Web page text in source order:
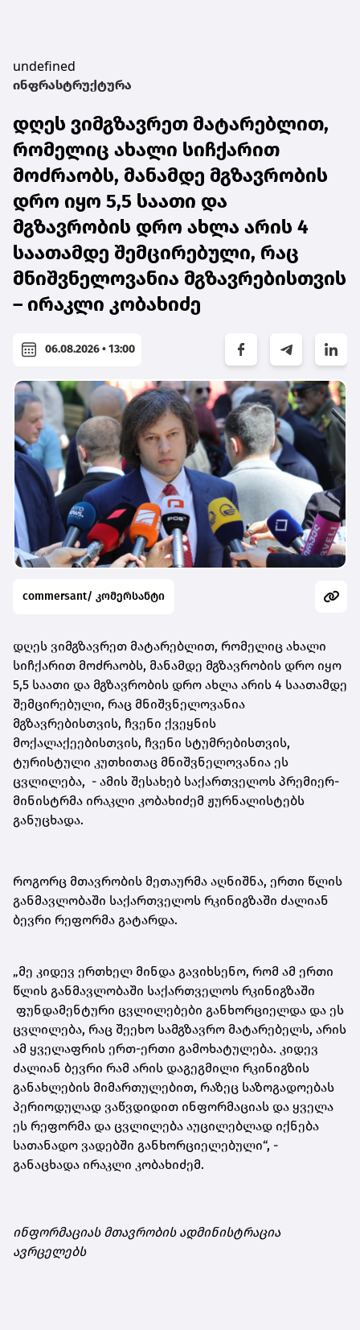
undefined
ინფრასტრუქტურა
დღეს ვიმგზავრეთ მატარებლით,
რომელიც ახალი სიჩქარით
მოძრაობს, მანამდე მგზავრობის
დრო იყო 5,5 საათი და
მგზავრობის დრო ახლა არის 4
საათამდე შემცირებული, რაც
მნიშვნელოვანია მგზავრებისთვის
– ირაკლი კობახიძე
06.08.2026 • 13:00
commersant/ კომერსანტი
დღეს ვიმგზავრეთ მატარებლით, რომელიც ახალი
სიჩქარით მოძრაობს, მანამდე მგზავრობის დრო იყო
5,5 საათი და მგზავრობის დრო ახლა არის 4 საათამდე
შემცირებული, რაც მნიშვნელოვანია
მგზავრებისთვის, ჩვენი ქვეყნის
მოქალაქეებისთვის, ჩვენი სტუმრებისთვის,
ტურისტული კუთხითაც მნიშვნელოვანია ეს
ცვლილება, - ამის შესახებ საქართველოს პრემიერ-
მინისტრმა ირაკლი კობახიძემ ჟურნალისტებს
განუცხადა.
როგორც მთავრობის მეთაურმა აღნიშნა, ერთი წლის
განმავლობაში საქართველოს რკინიგზაში ძალიან
ბევრი რეფორმა გატარდა.
„მე კიდევ ერთხელ მინდა გავიხსენო, რომ ამ ერთი
წლის განმავლობაში საქართველოს რკინიგზაში
ფუნდამენტური ცვლილებები განხორციელდა და ეს
ცვლილება, რაც შეეხო სამგზავრო მატარებელს, არის
ამ ყველაფრის ერთ-ერთი გამოხატულება. კიდევ
ძალიან ბევრი რამ არის დაგეგმილი რკინიგზის
განახლების მიმართულებით, რაზეც საზოგადოებას
პერიოდულად ვაწვდიდით ინფორმაციას და ყველა
ეს რეფორმა და ცვლილება აუცილებლად იქნება
სათანადო ვადებში განხორციელებული“, -
განაცხადა ირაკლი კობახიძემ.
ინფორმაციას მთავრობის ადმინისტრაცია
ავრცელებს